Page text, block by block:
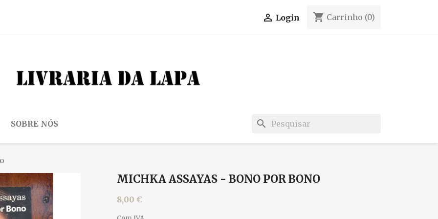
 Login shopping_cart Carrinho (0)
SOBRE NÓS search
MICHKA ASSAYAS - BONO POR BONO
8,00 €